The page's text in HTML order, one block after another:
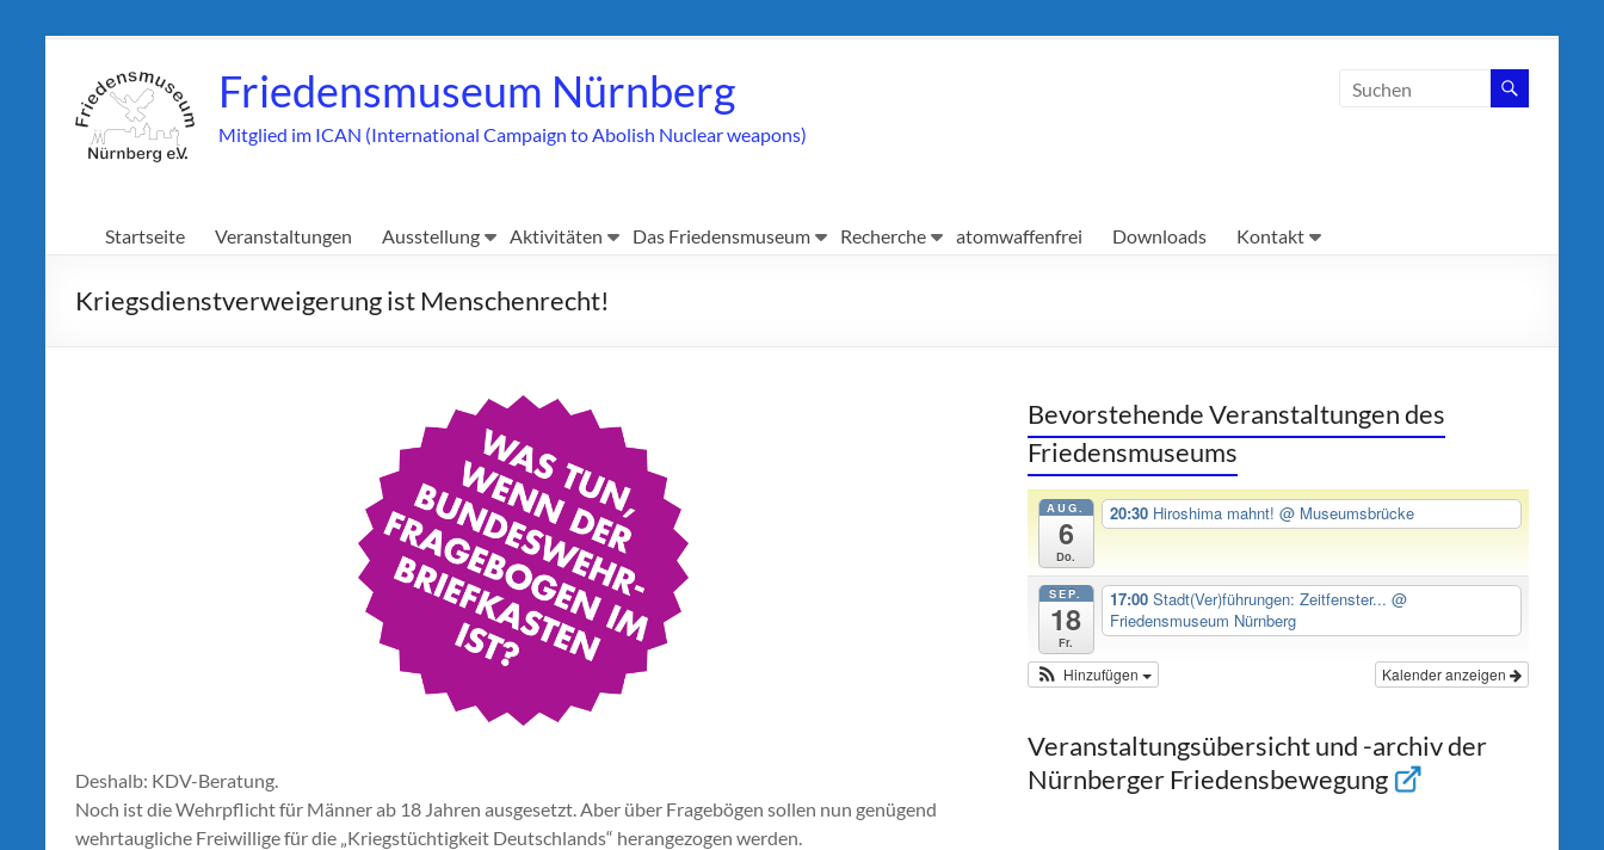
springen
Friedensmuseum Nürnberg
Mitglied im ICAN (International Campaign to Abolish Nuclear weapons)
Startseite Veranstaltungen Ausstellung Aktivitäten Das Friedensmuseum Recherche atomwaffenfrei Downloads Kontakt
Kriegsdienstverweigerung ist Menschenrecht!
Deshalb: KDV-Beratung.
Noch ist die Wehrpflicht für Männer ab 18 Jahren ausgesetzt. Aber über Fragebögen sollen nun genügend
wehrtaugliche Freiwillige für die „Kriegstüchtigkeit Deutschlands“ herangezogen werden.
Bevorstehende Veranstaltungen des
Friedensmuseums
AUG.
6
Do.
20:30 Hiroshima mahnt! @ Museumsbrücke
SEP.
18
Fr.
17:00 Stadt(Ver)führungen: Zeitfenster... @
Friedensmuseum Nürnberg
Kalender anzeigen
Hinzufügen
Veranstaltungsübersicht und -archiv der
Nürnberger Friedensbewegung